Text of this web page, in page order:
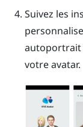
Suivez les
autoportrait
votre avatar.